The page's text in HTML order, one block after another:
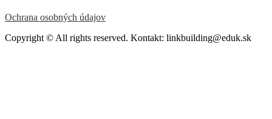
Ochrana osobných údajov
Copyright © All rights reserved. Kontakt: linkbuilding@eduk.sk